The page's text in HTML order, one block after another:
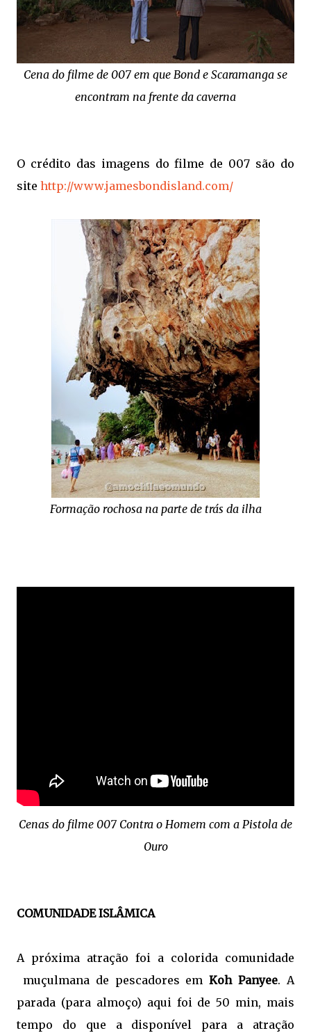
Cena do filme de 007 em que Bond e Scaramanga se
encontram na frente da caverna
O crédito das imagens do filme de 007 são do
site http://www.jamesbondisland.com/
Formação rochosa na parte de trás da ilha
Cenas do filme 007 Contra o Homem com a Pistola de
Ouro
COMUNIDADE ISLÂMICA
A próxima atração foi a colorida comunidade
muçulmana de pescadores emKoh Panyee. A
parada (para almoço) aqui foi de 50 min, mais
tempo do que a disponível para a atração